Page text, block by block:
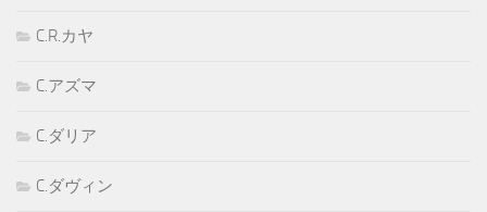
C.R.カヤ
C.アズマ
C.ダリア
C.ダヴィン